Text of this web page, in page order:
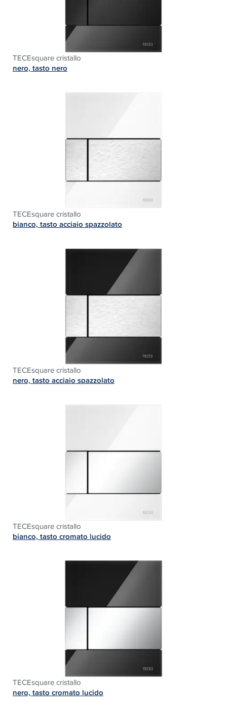
TECEsquare cristallo
nero, tasto nero
TECEsquare cristallo
bianco, tasto acciaio spazzolato
TECEsquare cristallo
nero, tasto acciaio spazzolato
TECEsquare cristallo
bianco, tasto cromato lucido
TECEsquare cristallo
nero, tasto cromato lucido